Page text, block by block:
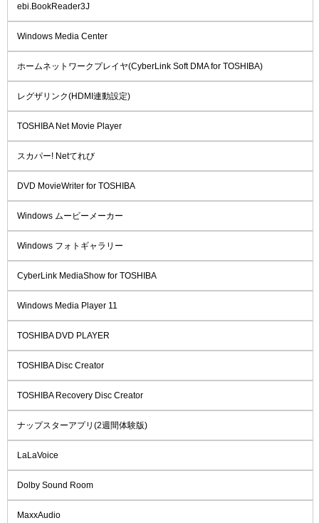
ebi.BookReader3J
Windows Media Center
ホームネットワークプレイヤ(CyberLink Soft DMA for TOSHIBA)
レグザリンク(HDMI連動設定)
TOSHIBA Net Movie Player
スカパー! Netてれび
DVD MovieWriter for TOSHIBA
Windows ムービーメーカー
Windows フォトギャラリー
CyberLink MediaShow for TOSHIBA
Windows Media Player 11
TOSHIBA DVD PLAYER
TOSHIBA Disc Creator
TOSHIBA Recovery Disc Creator
ナップスターアプリ(2週間体験版)
LaLaVoice
Dolby Sound Room
MaxxAudio